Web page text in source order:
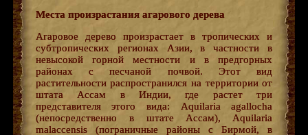
Места произрастания агарового дерева
Агаровое дерево произрастает в тропических и
субтропических регионах Азии, в частности в
невысокой горной местности и в предгорных
районах с песчаной почвой. Этот вид
растительности распространился на территории от
штата Ассам в Индии, где растет три
представителя этого вида: Aquilaria agallocha
(непосредственно в штате Ассам), Aquilaria
malaccensis (пограничные районы с Бирмой, в